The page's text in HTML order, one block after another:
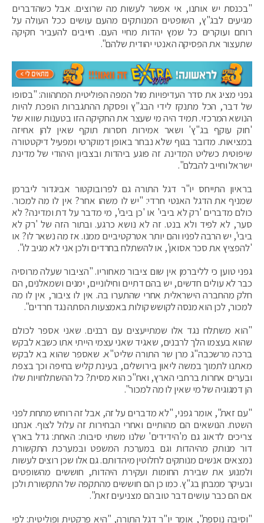
"בכנסת יש אותנו, אי אפשר לעשות מה שרוצים. אבל כשהדברים
מגיעים לבג"ץ, השופטים המנותקים מהעם עושים ככל העולה על
רוחם ועוקרים כל שמץ יהדות מחיי העם. חייבים להעביר חקיקה
שתעצור את הפסיקה האנטי יהודית שלהם".
גפני מציג את סדר העדיפויות מול המפה הפוליטית המתהווה: "בסופו
של דבר, הכל מתנקז לידי הבג"ץ ופסקת ההתגברות הופכת להיות
הנושא המרכזי. תמיד היה מי שעצר את החקיקה הזו בטענות שווא של
'חוק עוקף בג"ץ' ושאר אמירות חסרות תוקף שאין להן אחיזה
במציאות. מדובר בגוף שלא נבחר באופן דמוקרטי ומפעיל דיקטטורה
שיפוטית כשליט המדינה. זה פוגע ביהדות ובצביון היהודי של מדינת
ישראל וחייב להבלם".
בראיון התייחס יו"ר דגל התורה גם לפרובוקטור אביגדור ליברמן
שמניף את הדגל האנטי חרדי: "יש לו משהו אחר? אין לו מה למכור.
כולם מדברים 'רק לא ביבי' או 'כן ביבי', מי מדבר על דת ומדינה? לא
סער, לא לפיד ולא בנט. זה לא נושא כרגע. ובתור הזה של 'רק לא
ביבי', יש הרבה לפניו והם יותר אטרקטיביים ממנו. אז מה נשאר לו? או
'להפציץ את סכר אסואן', או להשתלח בחרדים ולכן אני לא מגיב לו".
גפני טוען כי לליברמן אין שום ציבור מאחוריו. "הציבור שעלה מרוסיה
כבר לא עולים חדשים, יש בהם דתיים וחילוניים, ימנים ושמאלנים, הם
חלק מהחברה הישראלית אחרי שהתערו בה. אין לו ציבור, אין לו מה
למכור, לכן הוא מנסה לקושש קולות באמצעות הסתה נגד חרדים".
"הוא משתלח נגד אלו שמתייעצים עם רבנים. שאני אספר לכולם
שהוא בעצמו הלך לרבנים, שאגיד שאני עצמי הייתי אתו כשבא לבקש
ברכה מרשכבה"ג מרן שר התורה שליט"א. שאספר שהוא בא לבקש
מאתנו לתמוך במשה ליאון בירושלים, בעינת קליש בחיפה וכך בצפת
ובערים אחרות ברחבי הארץ, ואח"כ הוא מסית? כל ההשתלחויות שלו
הן דמגוגיה של מי שאין לו מה למכור".
"עם זאת", אומר גפני, "לא מדברים על זה, אבל זה רוחש מתחת לפני
השטח. הנושאים הם מהותיים ואחרי הבחירות זה עלול לצוף. אנחנו
צריכים לדאוג גם מ'הידידים' שלנו משתי סיבות: האחת: גדל בארץ
דור מנותק מהיהדות וגם במערכת המשפט ובמערכת התקשורת
נמצאים אנשים מנותקים לחלוטין מיהדותם. גם אלו שכן רוצים לעשות
ולמנוע את שבירת החומות ועקירת היהדות, חוששים מהשופטים
ובעיקר ממבחן בג"ץ. כמו כן הם חוששים מהתקפה של התקשורת ולכן
אם הם כבר עושים דבר טוב הם מצניעים זאת".
"וסיבה נוספת", אומר יו"ר דגל התורה, "היא פרקטית ופוליטית: לפי